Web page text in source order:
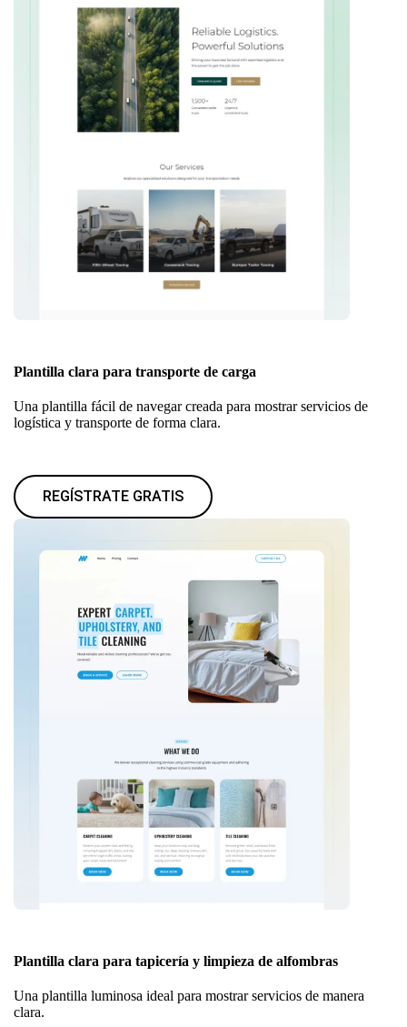
Plantilla clara para transporte de carga
Una plantilla fácil de navegar creada para mostrar servicios de
logística y transporte de forma clara.
REGÍSTRATE GRATIS
Plantilla clara para tapicería y limpieza de alfombras
Una plantilla luminosa ideal para mostrar servicios de manera
clara.